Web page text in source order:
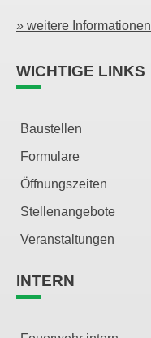
» weitere Informationen
WICHTIGE LINKS
Baustellen
Formulare
Öffnungszeiten
Stellenangebote
Veranstaltungen
INTERN